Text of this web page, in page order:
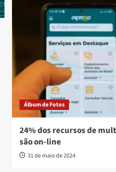
Álbum de Fotos
24% dos recursos de
são on-line
31 de maio de 2024